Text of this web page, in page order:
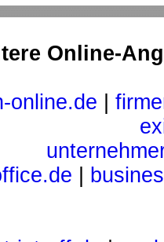
Online-
online.de